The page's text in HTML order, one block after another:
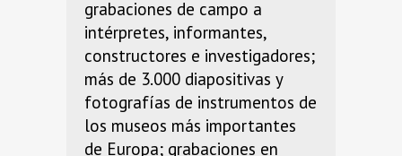
grabaciones de campo a
intérpretes, informantes,
constructores e investigadores;
más de 3.000 diapositivas y
fotografías de instrumentos de
los museos más importantes
de Europa; grabaciones en